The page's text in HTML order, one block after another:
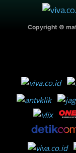
Copyright ©